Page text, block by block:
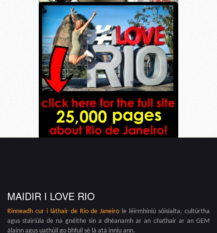
MAIDIR I LOVE RIO
Rinneadh cur i láthair de Rio de Janeiro le léirmhíniú sóisialta, cultúrtha
agus stairiúla de na gnéithe sin a dhéanamh ar an chathair ar an GEM
álainn agus uathúil go bhfuil sé lá atá inniu ann.